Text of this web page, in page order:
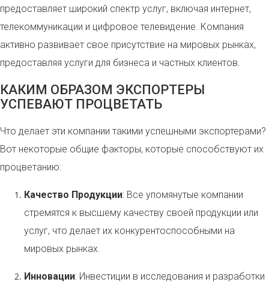
предоставляет широкий спектр услуг, включая интернет,
телекоммуникации и цифровое телевидение. Компания
активно развивает свое присутствие на мировых рынках,
предоставляя услуги для бизнеса и частных клиентов.
КАКИМ ОБРАЗОМ ЭКСПОРТЕРЫ
УСПЕВАЮТ ПРОЦВЕТАТЬ
Что делает эти компании такими успешными экспортерами?
Вот некоторые общие факторы, которые способствуют их
процветанию:
Качество Продукции: Все упомянутые компании
стремятся к высшему качеству своей продукции или
услуг, что делает их конкурентоспособными на
мировых рынках.
Инновации: Инвестиции в исследования и разработки